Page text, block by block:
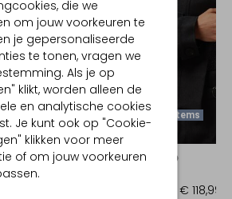
die we
om jouw voorkeuren te
je gepersonaliseerde
te tonen, vragen we
Als je op
klikt, worden alleen de
en analytische cookies
Je kunt ook op "Cookie-
klikken voor meer
of om jouw voorkeuren
Laatste Items
SUNCOO
€ 118,99